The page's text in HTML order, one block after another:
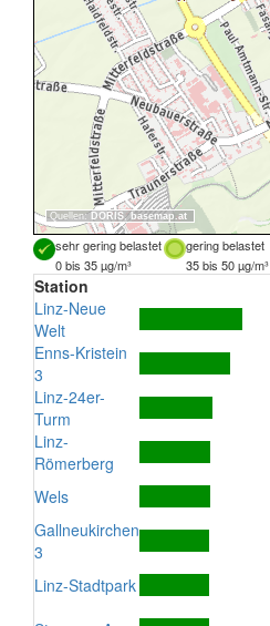
Quellen: DORIS, basemap.at
sehr gering belastet gering belastet
0 bis 35 µg/m³
35 bis 50 µg/m³
Station
Linz-Neue
Welt
Enns-Kristein
3
Linz-24er-
Turm
Linz-
Römerberg
Wels
Gallneukirchen
3
Linz-Stadtpark